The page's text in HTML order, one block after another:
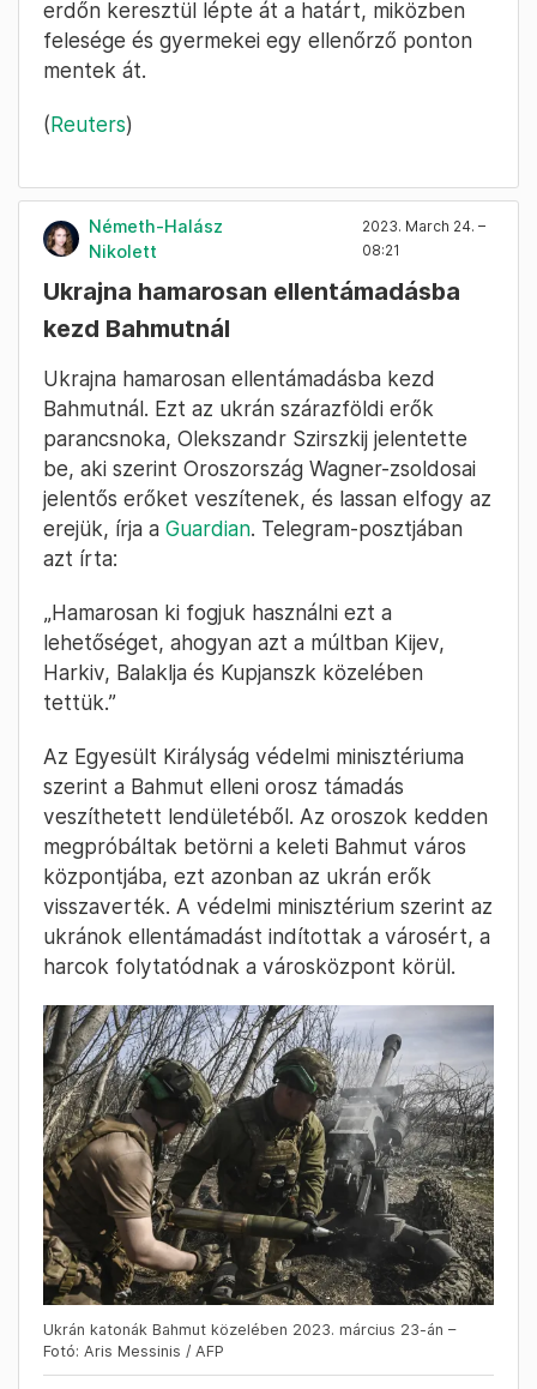
erdőn keresztül lépte át a határt, miközben
felesége és gyermekei egy ellenőrző ponton
mentek át.
(Reuters)
Németh-Halász
Nikolett
2023. March 24. –
08:21
Ukrajna hamarosan ellentámadásba
kezd Bahmutnál
Ukrajna hamarosan ellentámadásba kezd
Bahmutnál. Ezt az ukrán szárazföldi erők
parancsnoka, Olekszandr Szirszkij jelentette
be, aki szerint Oroszország Wagner-zsoldosai
jelentős erőket veszítenek, és lassan elfogy az
erejük, írja a Guardian. Telegram-posztjában
azt írta:
„Hamarosan ki fogjuk használni ezt a
lehetőséget, ahogyan azt a múltban Kijev,
Harkiv, Balaklja és Kupjanszk közelében
tettük.”
Az Egyesült Királyság védelmi minisztériuma
szerint a Bahmut elleni orosz támadás
veszíthetett lendületéből. Az oroszok kedden
megpróbáltak betörni a keleti Bahmut város
központjába, ezt azonban az ukrán erők
visszaverték. A védelmi minisztérium szerint az
ukránok ellentámadást indítottak a városért, a
harcok folytatódnak a városközpont körül.
Ukrán katonák Bahmut közelében 2023. március 23-án –
Fotó: Aris Messinis / AFP